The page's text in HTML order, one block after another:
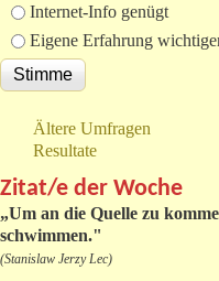
Internet-Info genügt
Eigene Erfahrung
Ältere Umfragen
Resultate
Zitat/e der Woche
„Um an die Quelle zu
schwimmen."
(Stanislaw Jerzy Lec)